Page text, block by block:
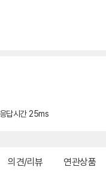
응답시간 25ms
의견/리뷰 연관상품